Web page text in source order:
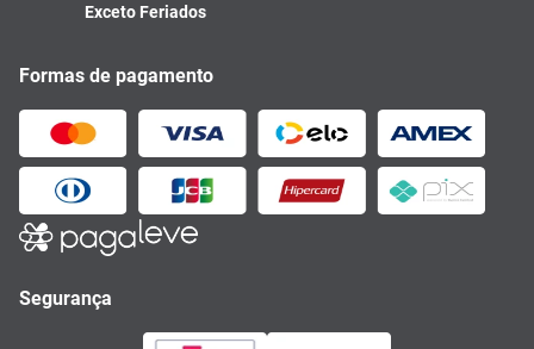
Exceto Feriados
Formas de pagamento
Segurança